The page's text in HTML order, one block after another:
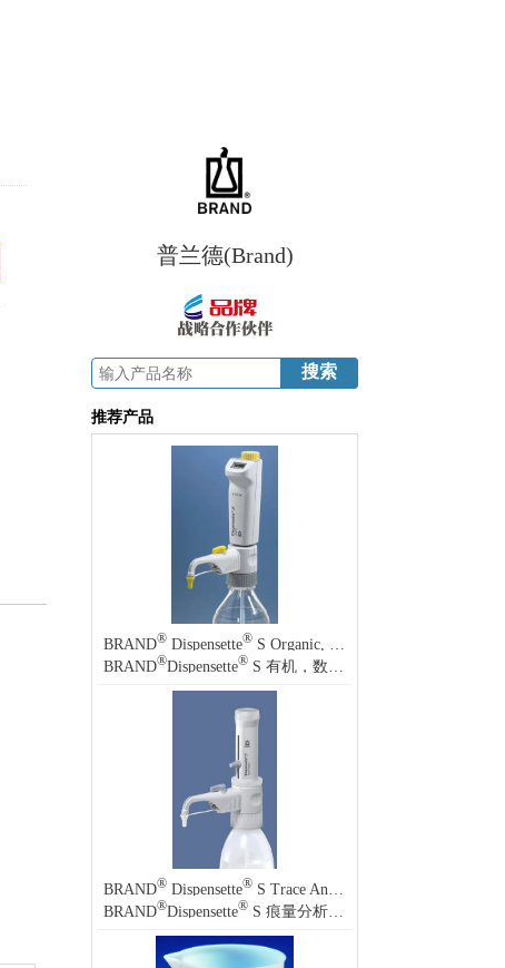
普兰德(Brand)
推荐产品
BRAND® Dispensette® S Organic, Digital bottle-top dispenser
BRAND®Dispensette® S 有机，数字式瓶口分液器
BRAND® Dispensette® S Trace Analysis Analog-adjustable bottle-top dispenser
BRAND®Dispensette® S 痕量分析 模拟可调瓶口分液器